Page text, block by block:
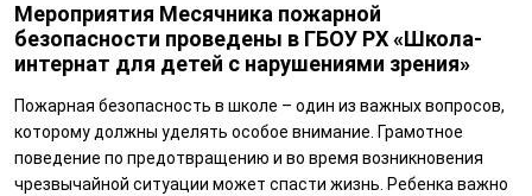
Мероприятия Месячника пожарной
безопасности проведены в ГБОУ РХ «Школа-
интернат для детей с нарушениями зрения»
Пожарная безопасность в школе – один из важных вопросов,
которому должны уделять особое внимание. Грамотное
поведение по предотвращению и во время возникновения
чрезвычайной ситуации может спасти жизнь. Ребенка важно